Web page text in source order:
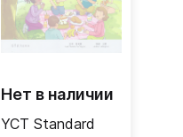
Нет в наличии
YCT Standard